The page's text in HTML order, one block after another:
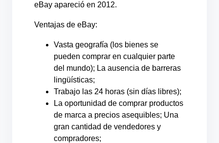
eBay apareció en 2012.
Ventajas de eBay:
Vasta geografía (los bienes se
pueden comprar en cualquier parte
del mundo); La ausencia de barreras
lingüísticas;
Trabajo las 24 horas (sin días libres);
La oportunidad de comprar productos
de marca a precios asequibles; Una
gran cantidad de vendedores y
compradores;